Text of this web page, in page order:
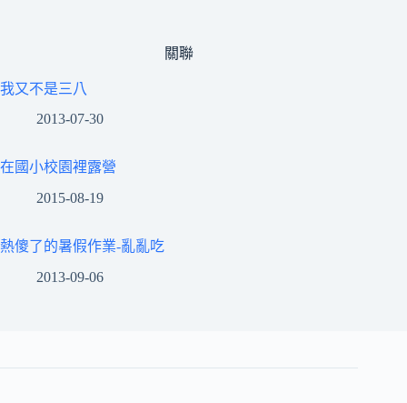
關聯
我又不是三八
2013-07-30
在國小校園裡露營
2015-08-19
熱傻了的暑假作業-亂亂吃
2013-09-06